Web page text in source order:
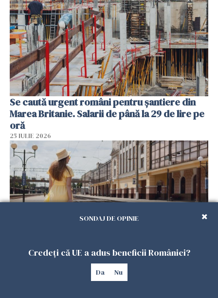
Se caută urgent români pentru șantiere din
Marea Britanie. Salarii de până la 29 de lire pe
oră
25 IULIE 2026
Haos pe calea ferată în Italia! Timp de
aproape patru zile, trenurile spre Roma și
Milano pot întârzia până la 3 ore
SONDAJ DE OPINIE
Credeți că UE a adus beneficii României?
Da Nu